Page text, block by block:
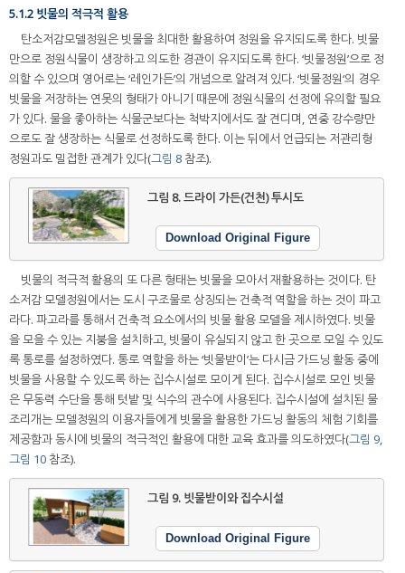
5.1.2 빗물의 적극적 활용
탄소저감모델정원은 빗물을 최대한 활용하여 정원을 유지되도록 한다. 빗물
만으로 정원식물이 생장하고 의도한 경관이 유지되도록 한다. ‘빗물정원’으로 정
의할 수 있으며 영어로는 ‘레인가든’의 개념으로 알려져 있다. ‘빗물정원‘의 경우
빗물을 저장하는 연못의 형태가 아니기 때문에 정원식물의 선정에 유의할 필요
가 있다. 물을 좋아하는 식물군보다는 척박지에서도 잘 견디며, 연중 강수량만
으로도 잘 생장하는 식물로 선정하도록 한다. 이는 뒤에서 언급되는 저관리형
정원과도 밀접한 관계가 있다(그림 8 참조).
그림 8.드라이 가든(건천) 투시도
Download Original Figure
빗물의 적극적 활용의 또 다른 형태는 빗물을 모아서 재활용하는 것이다. 탄
소저감 모델정원에서는 도시 구조물로 상징되는 건축적 역할을 하는 것이 파고
라다. 파고라를 통해서 건축적 요소에서의 빗물 활용 모델을 제시하였다. 빗물
을 모을 수 있는 지붕을 설치하고, 빗물이 유실되지 않고 한 곳으로 모일 수 있도
록 통로를 설정하였다. 통로 역할을 하는 ‘빗물받이’는 다시금 가드닝 활동 중에
빗물을 사용할 수 있도록 하는 집수시설로 모이게 된다. 집수시설로 모인 빗물
은 무동력 수단을 통해 텃밭 및 식수의 관수에 사용된다. 집수시설에 설치된 물
조리개는 모델정원의 이용자들에게 빗물을 활용한 가드닝 활동의 체험 기회를
제공함과 동시에 빗물의 적극적인 활용에 대한 교육 효과를 의도하였다(그림 9,
그림 10 참조).
그림 9. 빗물받이와 집수시설
Download Original Figure